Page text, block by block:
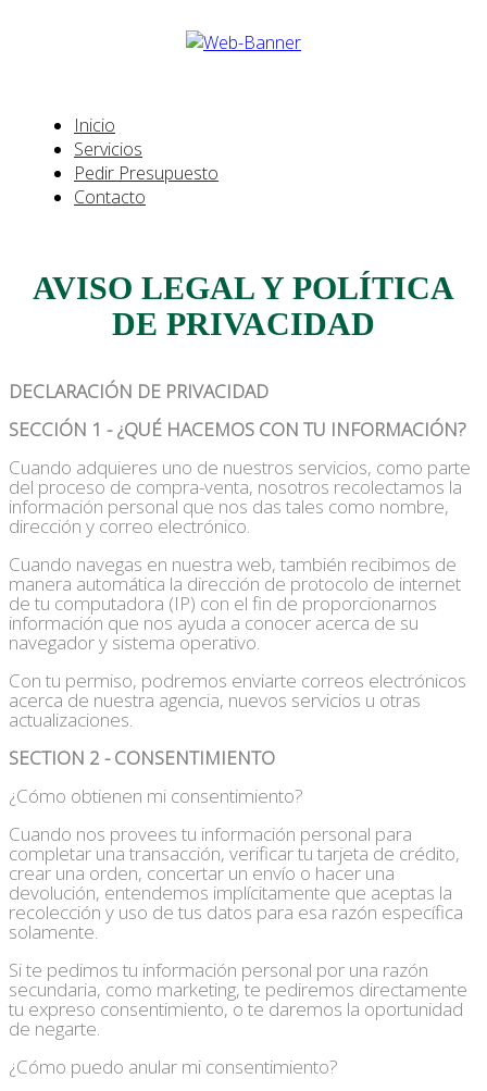
Inicio
Servicios
Pedir Presupuesto
Contacto
AVISO LEGAL Y POLÍTICA
DE PRIVACIDAD
DECLARACIÓN DE PRIVACIDAD
SECCIÓN 1 - ¿QUÉ HACEMOS CON TU INFORMACIÓN?
Cuando adquieres uno de nuestros servicios, como parte
del proceso de compra-venta, nosotros recolectamos la
información personal que nos das tales como nombre,
dirección y correo electrónico.
Cuando navegas en nuestra web, también recibimos de
manera automática la dirección de protocolo de internet
de tu computadora (IP) con el fin de proporcionarnos
información que nos ayuda a conocer acerca de su
navegador y sistema operativo.
Con tu permiso, podremos enviarte correos electrónicos
acerca de nuestra agencia, nuevos servicios u otras
actualizaciones.
SECTION 2 - CONSENTIMIENTO
¿Cómo obtienen mi consentimiento?
Cuando nos provees tu información personal para
completar una transacción, verificar tu tarjeta de crédito,
crear una orden, concertar un envío o hacer una
devolución, entendemos implícitamente que aceptas la
recolección y uso de tus datos para esa razón específica
solamente.
Si te pedimos tu información personal por una razón
secundaria, como marketing, te pediremos directamente
tu expreso consentimiento, o te daremos la oportunidad
de negarte.
¿Cómo puedo anular mi consentimiento?